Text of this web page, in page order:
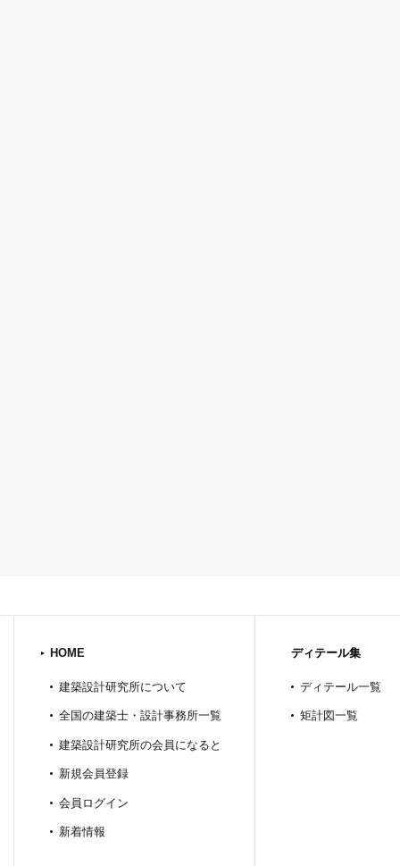
HOME
建築設計研究所について
全国の建築士・設計事務所一覧
建築設計研究所の会員になると
新規会員登録
会員ログイン
新着情報
ディテール集
ディテール一覧
矩計図一覧